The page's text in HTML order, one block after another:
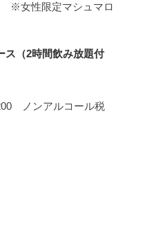
性限定マシュマロ
ス（2時間飲み放題付
ノンアルコール税